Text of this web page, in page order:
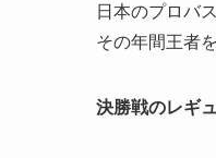
日本のプロバ
その年間王者
決勝戦のレギ